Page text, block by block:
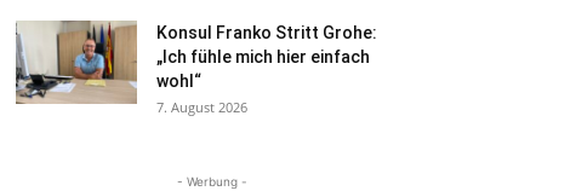
Konsul Franko Stritt Grohe:
„Ich fühle mich hier einfach
wohl“
7. August 2026
- Werbung -